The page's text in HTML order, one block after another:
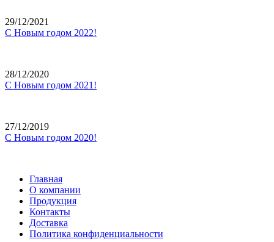
29/12/2021
С Новым годом 2022!
28/12/2020
С Новым годом 2021!
27/12/2019
С Новым годом 2020!
Главная
О компании
Продукция
Контакты
Доставка
Политика конфиденциальности